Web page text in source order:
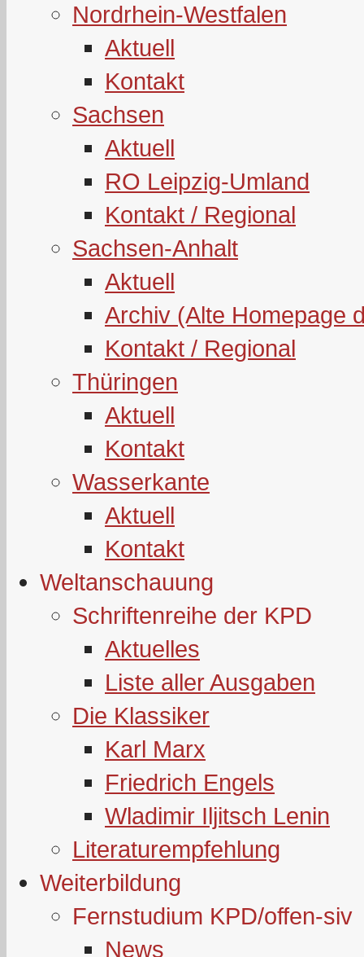
Nordrhein-Westfalen
Aktuell
Kontakt
Sachsen
Aktuell
RO Leipzig-Umland
Kontakt / Regional
Sachsen-Anhalt
Aktuell
Archiv (Alte Homepage
Kontakt / Regional
Thüringen
Aktuell
Kontakt
Wasserkante
Aktuell
Kontakt
Weltanschauung
Schriftenreihe der KPD
Aktuelles
Liste aller Ausgaben
Die Klassiker
Karl Marx
Friedrich Engels
Wladimir Iljitsch Lenin
Literaturempfehlung
Weiterbildung
Fernstudium KPD/offen-siv
News